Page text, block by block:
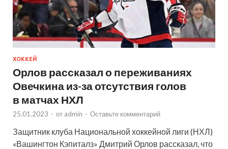
ХОККЕЙ
Орлов рассказал о переживаниях
Овечкина из-за отсутствия голов
в матчах НХЛ
25.01.2023 - от admin - Оставьте комментарий
Защитник клуба Национальной хоккейной лиги (НХЛ)
«Вашингтон Кэпиталз» Дмитрий Орлов рассказал, что